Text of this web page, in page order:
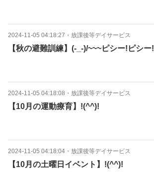
2024-11-05 04:18:27 ・ 放課後等デイサービス
【秋の避難訓練】(-_-)/~~~ピシー!ピシー!
2024-11-05 04:18:08 ・ 放課後等デイサービス
【10月の運動療育】!(^^)!
2024-11-05 04:18:04 ・ 放課後等デイサービス
【10月の土曜日イベント】!(^^)!